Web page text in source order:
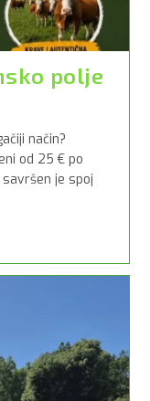
polje
način?
od 25 € po
je spoj